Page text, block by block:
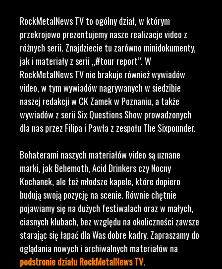
RockMetalNews TV to ogólny dział, w którym
przekrojowo prezentujemy nasze realizacje video z
różnych serii. Znajdziecie tu zarówno minidokumenty,
jak i materiały z serii „#tour report”. W
RockMetalNews TV nie brakuje również wywiadów
video, w tym wywiadów nagrywanych w siedzibie
naszej redakcji w CK Zamek w Poznaniu, a także
wywiadów z serii Six Questions Show prowadzonych
dla nas przez Filipa i Pawła z zespołu The Sixpounder.
Bohaterami naszych materiałów video są uznane
marki, jak Behemoth, Acid Drinkers czy Nocny
Kochanek, ale też młodsze kapele, które dopiero
budują swoją pozycję na scenie. Równie chętnie
pojawiamy się na dużych festiwalach oraz w małych,
ciasnych klubach, bez względu na okoliczności zawsze
starając się łapać dla Was dobre kadry. Zapraszamy do
oglądania nowych i archiwalnych materiałów na
podstronie działu RockMetalNews TV.